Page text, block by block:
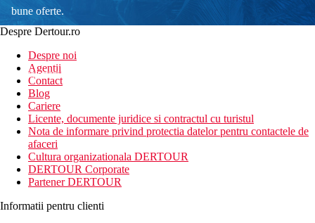
bune oferte.
newsletter!
Despre Dertour.ro
Despre noi
Agentii
Contact
Blog
Cariere
Licente, documente juridice si contractul cu turistul
Nota de informare privind protectia datelor pentru contactele de
afaceri
Cultura organizationala DERTOUR
DERTOUR Corporate
Partener DERTOUR
Informatii pentru clienti